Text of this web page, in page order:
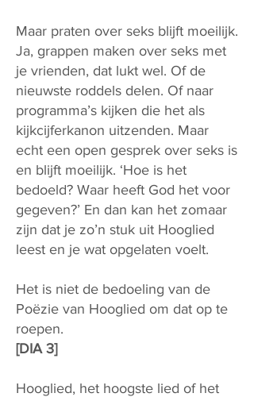
Maar praten over seks blijft moeilijk.
Ja, grappen maken over seks met
je vrienden, dat lukt wel. Of de
nieuwste roddels delen. Of naar
programma’s kijken die het als
kijkcijferkanon uitzenden. Maar
echt een open gesprek over seks is
en blijft moeilijk. ‘Hoe is het
bedoeld? Waar heeft God het voor
gegeven?’ En dan kan het zomaar
zijn dat je zo’n stuk uit Hooglied
leest en je wat opgelaten voelt.
Het is niet de bedoeling van de
Poëzie van Hooglied om dat op te
roepen.
[DIA 3]
Hooglied, het hoogste lied of het